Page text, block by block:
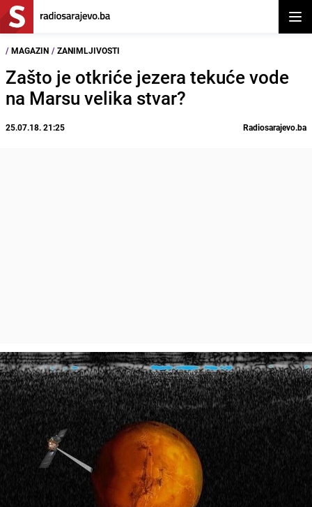
/ MAGAZIN / ZANIMLJIVOSTI
Zašto je otkriće jezera tekuće vode
na Marsu velika stvar?
25.07.18. 21:25 Radiosarajevo.ba